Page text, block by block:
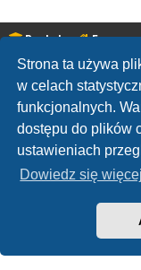
Strona ta używa
w celach
funkcjonalnych.
dostępu do plików
ustawieniach
Dowiedz się więcej
Portal Forum